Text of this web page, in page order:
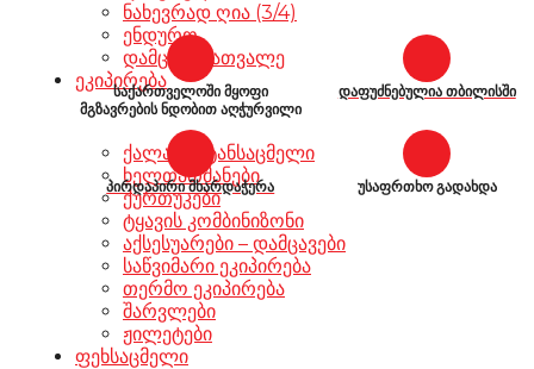
ნახევრად ღია (3/4)
ენდურო
დამცავი სათვალე
ეკიპირება
ქალაქის ტანსაცმელი
ხელთათმანები
ქურთუკები
ტყავის კომბინიზონი
აქსესუარები – დამცავები
საწვიმარი ეკიპირება
თერმო ეკიპირება
შარვლები
ჟილეტები
ფეხსაცმელი
საქართველოში მყოფი
მგზავრების ნდობით აღჭურვილი
დაფუძნებულია თბილისში
პირდაპირი მხარდაჭერა უსაფრთხო გადახდა